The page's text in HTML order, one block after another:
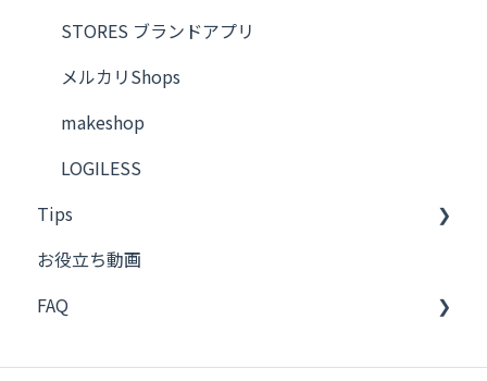
Qoo10
Bカート
FTP
PCAクラウド 商魂・商管
ecforce
AWS S3
futureshop
STORES ブランドアプリ
メルカリShops
makeshop
LOGILESS
Tips
Bカート
ネクストエンジン
お役立ち動画
FAQ